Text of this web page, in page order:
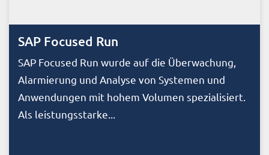
SAP Focused Run
SAP Focused Run wurde auf die Überwachung,
Alarmierung und Analyse von Systemen und
Anwendungen mit hohem Volumen spezialisiert.
Als leistungsstarke...